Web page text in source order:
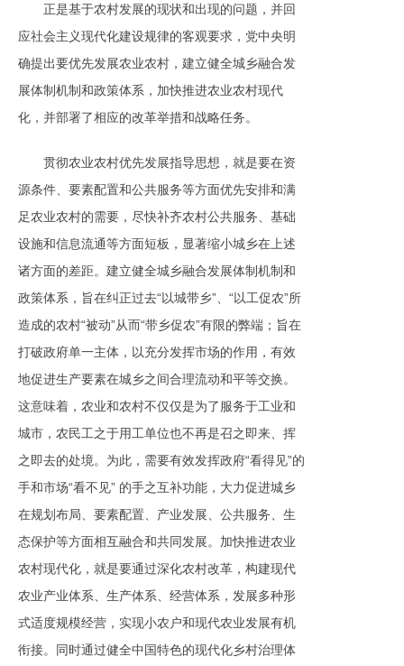
正是基于农村发展的现状和出现的问题，并回
应社会主义现代化建设规律的客观要求，党中央明
确提出要优先发展农业农村，建立健全城乡融合发
展体制机制和政策体系，加快推进农业农村现代
化，并部署了相应的改革举措和战略任务。
贯彻农业农村优先发展指导思想，就是要在资
源条件、要素配置和公共服务等方面优先安排和满
足农业农村的需要，尽快补齐农村公共服务、基础
设施和信息流通等方面短板，显著缩小城乡在上述
诸方面的差距。建立健全城乡融合发展体制机制和
政策体系，旨在纠正过去“以城带乡”、“以工促农”所
造成的农村“被动”从而“带乡促农”有限的弊端；旨在
打破政府单一主体，以充分发挥市场的作用，有效
地促进生产要素在城乡之间合理流动和平等交换。
这意味着，农业和农村不仅仅是为了服务于工业和
城市，农民工之于用工单位也不再是召之即来、挥
之即去的处境。为此，需要有效发挥政府“看得见”的
手和市场“看不见” 的手之互补功能，大力促进城乡
在规划布局、要素配置、产业发展、公共服务、生
态保护等方面相互融合和共同发展。加快推进农业
农村现代化，就是要通过深化农村改革，构建现代
农业产业体系、生产体系、经营体系，发展多种形
式适度规模经营，实现小农户和现代农业发展有机
衔接。同时通过健全中国特色的现代化乡村治理体